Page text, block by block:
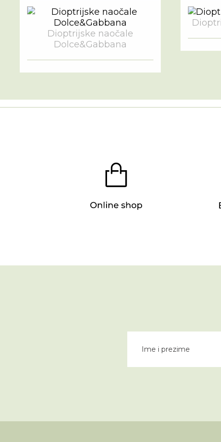
Dioptrijske naočale
Dolce&Gabbana